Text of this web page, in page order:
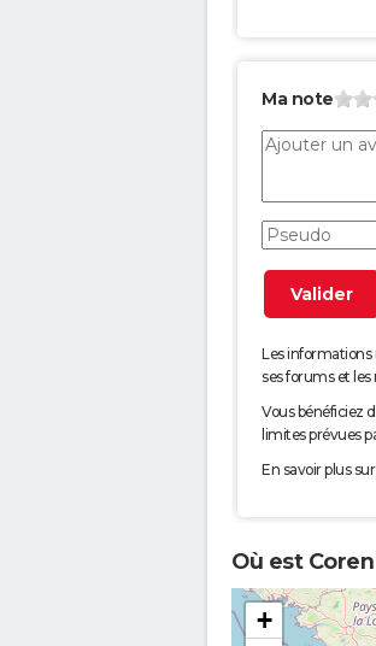
Ma note
Les informations
ses forums et
Vous bénéficiez
limites prévues
En savoir plus
Où est
+